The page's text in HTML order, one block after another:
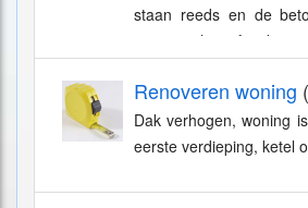
staan reeds en de
gaat om het afwerken
Graag...
Renoveren woning
Dak verhogen, woning
eerste verdieping, ketel